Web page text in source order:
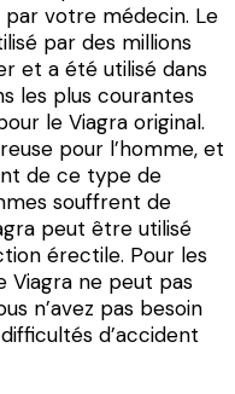
votre médecin. Le
par des millions
et a été utilisé dans
les plus courantes
le Viagra original.
pour l’homme, et
de ce type de
souffrent de
peut être utilisé
érectile. Pour les
Viagra ne peut pas
n’avez pas besoin
d’accident